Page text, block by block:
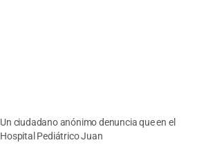
Un ciudadano anónimo denuncia que en el
Hospital Pediátrico Juan